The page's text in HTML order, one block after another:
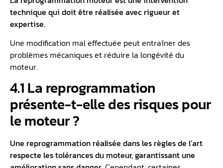
technique qui doit être réalisée avec rigueur et
expertise.
Une modification mal effectuée peut entraîner des
problèmes mécaniques et réduire la longévité du
moteur.
4.1 La reprogrammation
présente-t-elle des risques pour
le moteur ?
Une reprogrammation réalisée dans les règles de l’art
respecte les tolérances du moteur, garantissant une